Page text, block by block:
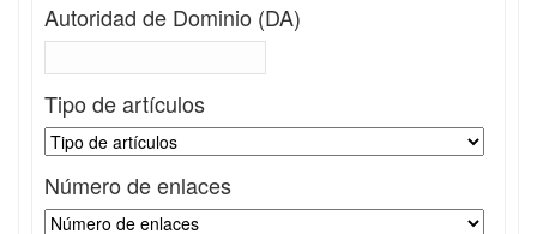
Autoridad de Dominio (DA)
Tipo de artículos
Número de enlaces